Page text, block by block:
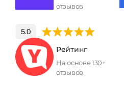
отзывов
Рейтинг
На основе 130+
отзывов